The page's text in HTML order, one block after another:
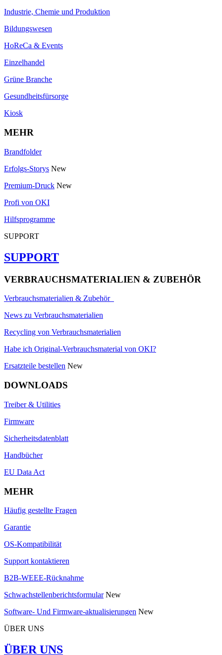
Industrie, Chemie und Produktion
Bildungswesen
HoReCa & Events
Einzelhandel
Grüne Branche
Gesundheitsfürsorge
Kiosk
MEHR
Brandfolder
Erfolgs-Storys New
Premium-Druck New
Profi von OKI
Hilfsprogramme
SUPPORT
SUPPORT
VERBRAUCHSMATERIALIEN & ZUBEHÖR
Verbrauchsmaterialien & Zubehör
News zu Verbrauchsmaterialien
Recycling von Verbrauchsmaterialien
Habe ich Original-Verbrauchsmaterial von OKI?
Ersatzteile bestellen New
DOWNLOADS
Treiber & Utilities
Firmware
Sicherheitsdatenblatt
Handbücher
EU Data Act
MEHR
Häufig gestellte Fragen
Garantie
OS-Kompatibilität
Support kontaktieren
B2B-WEEE-Rücknahme
Schwachstellenberichtsformular New
Software- Und Firmware-aktualisierungen New
ÜBER UNS
ÜBER UNS